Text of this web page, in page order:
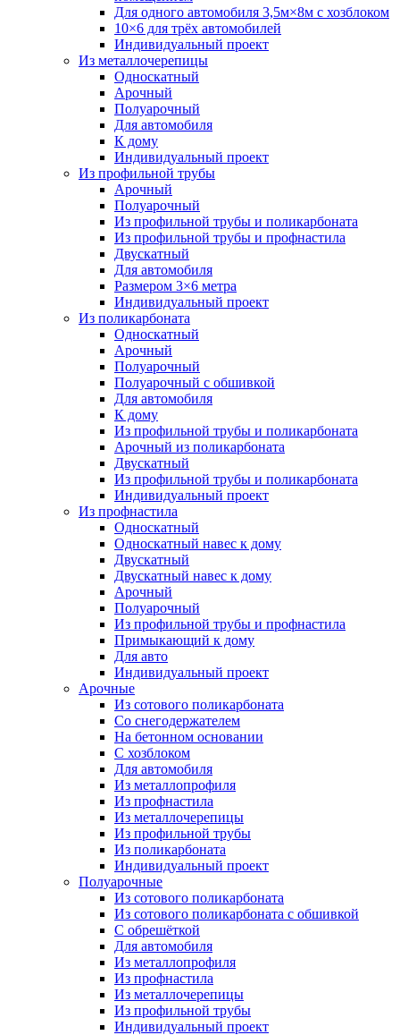
Для одного автомобиля 3,5м×8м с хозблоком
10×6 для трёх автомобилей
Индивидуальный проект
Из металлочерепицы
Односкатный
Арочный
Полуарочный
Для автомобиля
К дому
Индивидуальный проект
Из профильной трубы
Арочный
Полуарочный
Из профильной трубы и поликарбоната
Из профильной трубы и профнастила
Двускатный
Для автомобиля
Размером 3×6 метра
Индивидуальный проект
Из поликарбоната
Односкатный
Арочный
Полуарочный
Полуарочный с обшивкой
Для автомобиля
К дому
Из профильной трубы и поликарбоната
Арочный из поликарбоната
Двускатный
Из профильной трубы и поликарбоната
Индивидуальный проект
Из профнастила
Односкатный
Односкатный навес к дому
Двускатный
Двускатный навес к дому
Арочный
Полуарочный
Из профильной трубы и профнастила
Примыкающий к дому
Для авто
Индивидуальный проект
Арочные
Из сотового поликарбоната
Со снегодержателем
На бетонном основании
С хозблоком
Для автомобиля
Из металлопрофиля
Из профнастила
Из металлочерепицы
Из профильной трубы
Из поликарбоната
Индивидуальный проект
Полуарочные
Из сотового поликарбоната
Из сотового поликарбоната с обшивкой
С обрешёткой
Для автомобиля
Из металлопрофиля
Из профнастила
Из металлочерепицы
Из профильной трубы
Индивидуальный проект